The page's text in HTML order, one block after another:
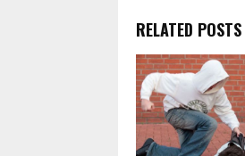
RELATED POSTS